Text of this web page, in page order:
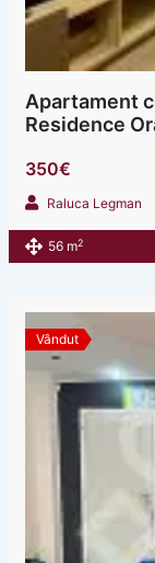
Apartament
Residence
350€
Raluca Legman
56 m2
Vândut